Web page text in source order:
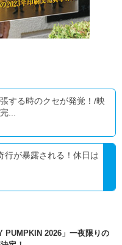
する時のクセが発覚！/映
...
行が暴露される！休日は
PUMPKIN 2026」一夜限りの